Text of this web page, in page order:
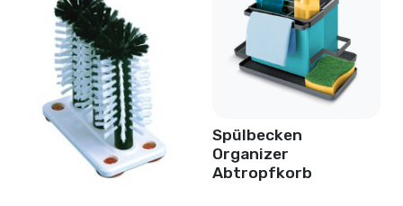
Spülbecken
Organizer
Abtropfkorb